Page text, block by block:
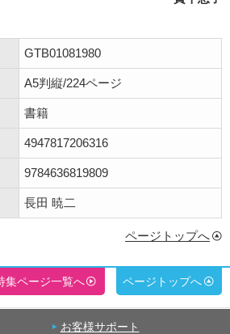
GTB01081980
A5判縦/224ページ
書籍
4947817206316
9784636819809
長田 暁二
ページトップへ
集ページ一覧へ ページトップへ
お客様サポート